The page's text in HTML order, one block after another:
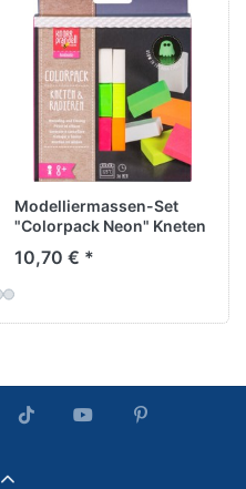
Modelliermassen-Set
"Colorpack Neon" Kneten
10,70 € *